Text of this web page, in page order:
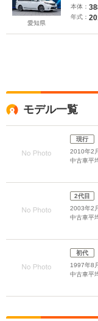
愛知県
ルーフ
バック
本体：
年式：
モデル一覧
現行
2010年2
中古車平
2代目
2003年2
中古車平
初代
1997年8
中古車平